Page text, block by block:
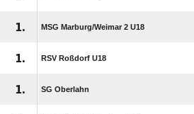
1. MSG Marburg/​Weimar 2 U18
1. RSV Roßdorf U18
1. SG Oberlahn